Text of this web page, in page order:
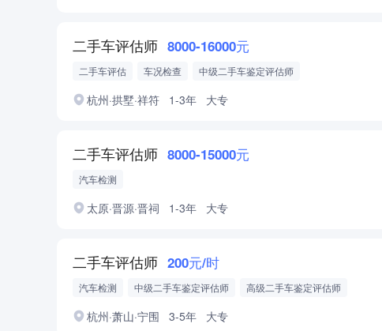
二手车评估师 8000-16000元
二手车评估 车况检查
中级二手车鉴定评估师
杭州·拱墅·祥符 1-3年 大专
二手车评估师 8000-15000元
汽车检测
太原·晋源·晋祠 1-3年 大专
二手车评估师 200元/时
汽车检测 中级二手车鉴定评估师 高级二手车鉴定评估师
杭州·萧山·宁围 3-5年 大专